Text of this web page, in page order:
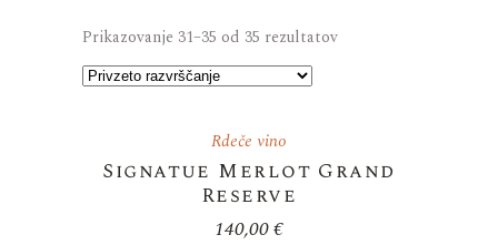
Prikazovanje 31–35 od 35 rezultatov
Rdeče vino
Signatue Merlot Grand
Reserve
140,00€